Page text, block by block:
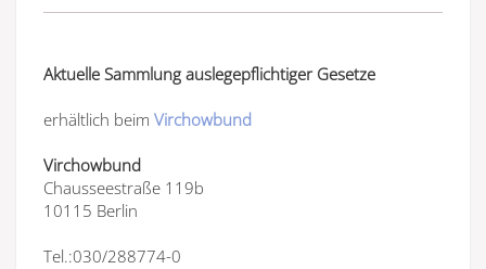
Aktuelle Sammlung auslegepflichtiger Gesetze
erhältlich beim Virchowbund
Virchowbund
Chausseestraße 119b
10115 Berlin
Tel.:030/288774-0